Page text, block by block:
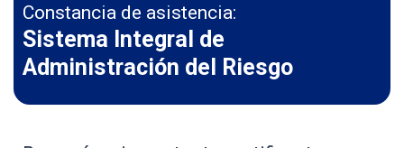
Constancia de asistencia:
Sistema Integral de
Administración del Riesgo